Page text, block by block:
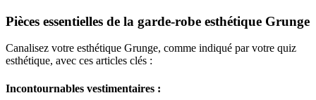
Pièces essentielles de la garde-robe esthétique Grunge
Canalisez votre esthétique Grunge, comme indiqué par votre quiz
esthétique, avec ces articles clés :
Incontournables vestimentaires :